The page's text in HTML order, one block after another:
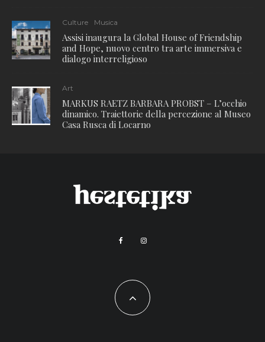
Culture Musica
Assisi inaugura la Global House of Friendship
and Hope, nuovo centro tra arte immersiva e
dialogo interreligioso
Art
MARKUS RAETZ BARBARA PROBST – L’occhio
dinamico. Traiettorie della percezione al Museo
Casa Rusca di Locarno